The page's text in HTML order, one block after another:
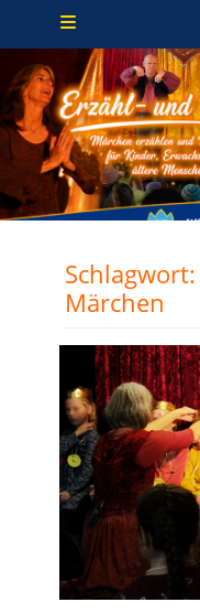
Zum
springen
Primäres Menü
Schlagwort:
Märchen